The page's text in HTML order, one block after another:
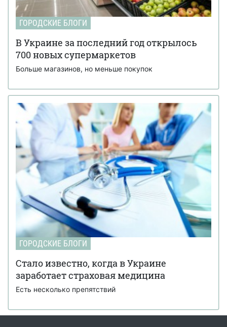
ГОРОДСКИЕ БЛОГИ
В Украине за последний год открылось
700 новых супермаркетов
Больше магазинов, но меньше покупок
ГОРОДСКИЕ БЛОГИ
Стало известно, когда в Украине
заработает страховая медицина
Есть несколько препятствий